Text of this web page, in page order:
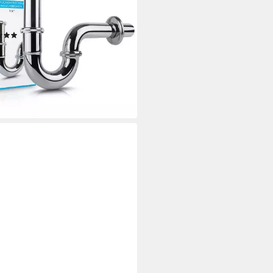
Montage - Hochwertiger
Ablauf
(39)
€
- in 4-5 Werktagen bei dir